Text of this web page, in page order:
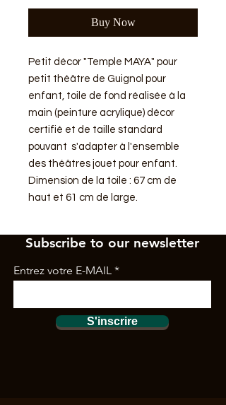
Buy Now
Petit décor "Temple MAYA" pour
petit théâtre de Guignol pour
enfant, toile de fond réalisée à la
main (peinture acrylique) décor
certifié et de taille standard
pouvant s'adapter à l'ensemble
des théâtres jouet pour enfant.
Dimension de la toile : 67 cm de
haut et 61 cm de large.
Subscribe to our newsletter
Entrez votre E-MAIL
S'inscrire